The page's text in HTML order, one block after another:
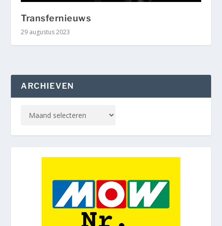
Transfernieuws
29 augustus 2023
ARCHIEVEN